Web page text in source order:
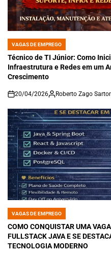
POSTED
IN
VAGAS DE EMPREGO
Técnico de TI Júnior: Como
Infraestrutura e Redes em um
Crescimento
on
20/04/2026 Roberto Zago
POSTED
IN
VAGAS DE EMPREGO
COMO CONQUISTAR UMA
FULLSTACK JAVA E SE
TECNOLOGIA MODERNO